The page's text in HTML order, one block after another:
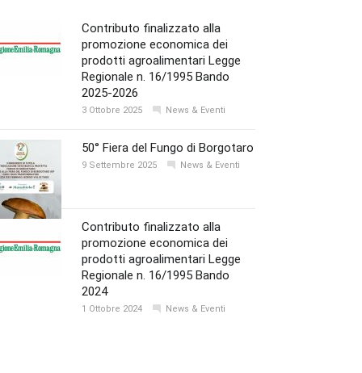
Contributo finalizzato alla
promozione economica dei
prodotti agroalimentari Legge
Regionale n. 16/1995 Bando
2025-2026
3 Ottobre 2025 News & Eventi
50° Fiera del Fungo di Borgotaro
9 Settembre 2025 News & Eventi
Contributo finalizzato alla
promozione economica dei
prodotti agroalimentari Legge
Regionale n. 16/1995 Bando
2024
1 Ottobre 2024 News & Eventi